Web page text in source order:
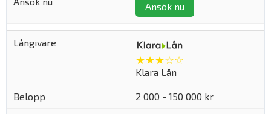
Ansök nu
★★★☆☆
Klara Lån
2 000 - 150 000 kr